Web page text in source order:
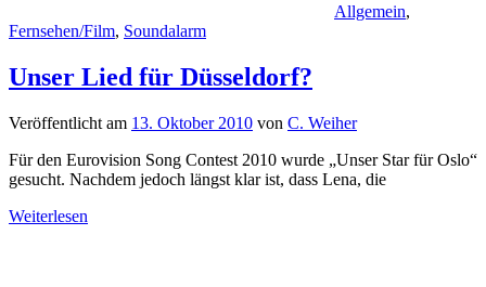
Allgemein,
Fernsehen/Film, Soundalarm
Unser Lied für Düsseldorf?
Veröffentlicht am 13. Oktober 2010 von C. Weiher
Für den Eurovision Song Contest 2010 wurde „Unser Star für Oslo“
gesucht. Nachdem jedoch längst klar ist, dass Lena, die
Weiterlesen